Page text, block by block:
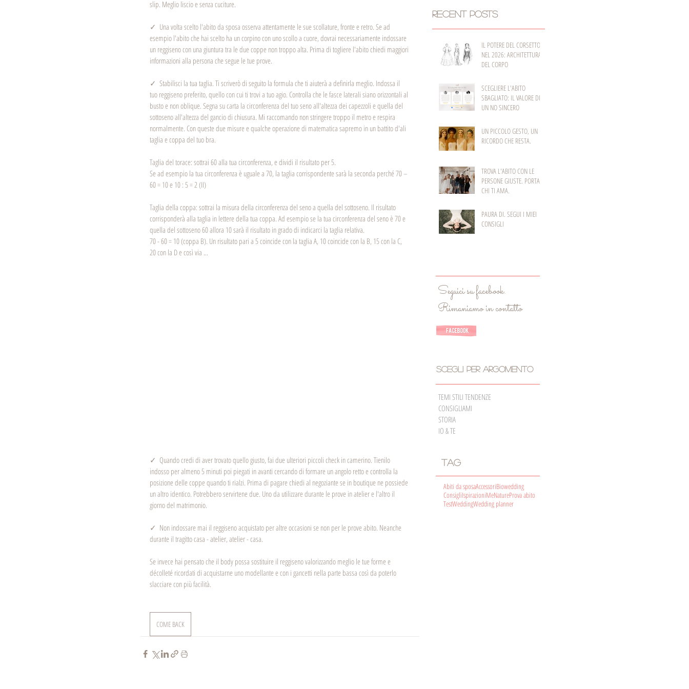
slip. Meglio liscio e senza cuciture.
✓  Una volta scelto l'abito da sposa osserva attentamente le sue scollature, fronte e retro. Se ad
esempio l'abito che hai scelto ha un corpino con uno scollo a cuore, dovrai necessariamente indossare
un reggiseno con una giuntura tra le due coppe non troppo alta. Prima di togliere l'abito chiedi maggiori
informazioni alla persona che segue le tue prove.
✓  Stabilisci la tua taglia. Ti scriverò di seguito la formula che ti aiuterà a definirla meglio. Indossa il
tuo reggiseno preferito, quello con cui ti trovi a tuo agio. Controlla che le fasce laterali siano orizzontali al
busto e non oblique. Segna su carta la circonferenza del tuo seno all'altezza dei capezzoli e quella del
sottoseno all'altezza del gancio di chiusura. Mi raccomando non stringere troppo il metro e respira
normalmente. Con queste due misure e qualche operazione di matematica sapremo in un battito d'ali
taglia e coppa del tuo bra.
Taglia del torace: sottrai 60 alla tua circonferenza, e dividi il risultato per 5.
Se ad esempio la tua circonferenza è uguale a 70, la taglia corrispondente sarà la seconda perché 70 –
60 = 10 e 10 : 5 = 2 (II)
Taglia della coppa: sottrai la misura della circonferenza del seno a quella del sottoseno. Il risultato
corrisponderà alla taglia in lettere della tua coppa. Ad esempio se la tua circonferenza del seno è 70 e
quella del sottoseno 60 allora 10 sarà il risultato in grado di indicarci la taglia relativa.
70 - 60 = 10 (coppa B). Un risultato pari a 5 coincide con la taglia A, 10 coincide con la B, 15 con la C,
20 con la D e così via ...
✓  Quando credi di aver trovato quello giusto, fai due ulteriori piccoli check in camerino. Tienilo
indosso per almeno 5 minuti poi piegati in avanti cercando di formare un angolo retto e controlla la
posizione delle coppe quando ti rialzi. Prima di pagare chiedi al negoziante se in boutique ne possiede
un altro identico. Potrebbero servirtene due. Uno da utilizzare durante le prove in atelier e l'altro il
giorno del matrimonio.
✓  Non indossare mai il reggiseno acquistato per altre occasioni se non per le prove abito. Neanche
durante il tragitto casa - atelier, atelier - casa.
Se invece hai pensato che il body possa sostituire il reggiseno valorizzando meglio le tue forme e
décolleté ricordati di acquistarne uno modellante e con i gancetti nella parte bassa così da poterlo
slacciare con più facilità.
COME BACK
RECENT POSTS
IL POTERE DEL CORSETTO
NEL 2026: ARCHITETTURA
DEL CORPO
SCEGLIERE L'ABITO
SBAGLIATO: IL VALORE DI
UN NO SINCERO
UN PICCOLO GESTO, UN
RICORDO CHE RESTA.
TROVA L'ABITO CON LE
PERSONE GIUSTE. PORTA
CHI TI AMA.
PAURA DI. SEGUI I MIEI
CONSIGLI
Seguici su facebook.
Rimaniamo in contatto
Scegli per argomento
TEMI STILI TENDENZE
CONSIGLIAMI
STORIA
IO & TE
TAG
Abiti da sposaAccessoriBiowedding
ConsigliIspirazioniMeNatureProva abito
TestWeddingWedding planner